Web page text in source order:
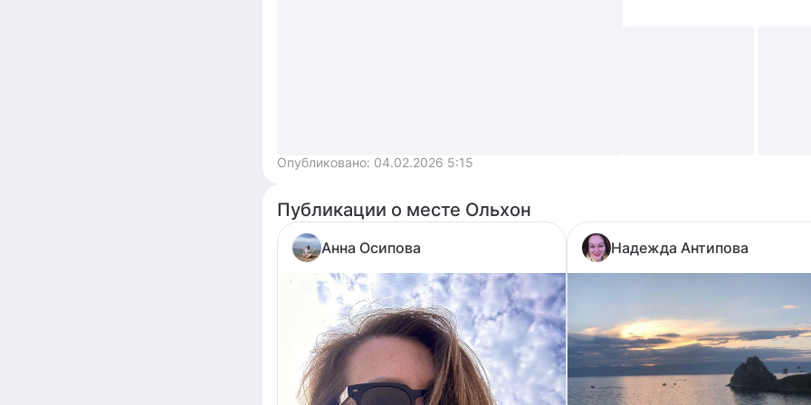
Опубликовано: 04.02.2026 5:15
Публикации о месте Ольхон
Анна Осипова Надежда Антипова